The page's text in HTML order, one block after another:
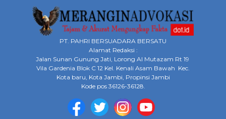
PT. PAHRI BERSUADARA BERSATU
Alamat Redaksi :
Jalan Sunan Gunung Jati, Lorong Al Mutazam Rt 19
Vila Gardenia Blok C 12 Kel. Kenali Asam Bawah Kec.
Kota baru, Kota Jambi, Propinsi Jambi
Kode pos 36126-36128.